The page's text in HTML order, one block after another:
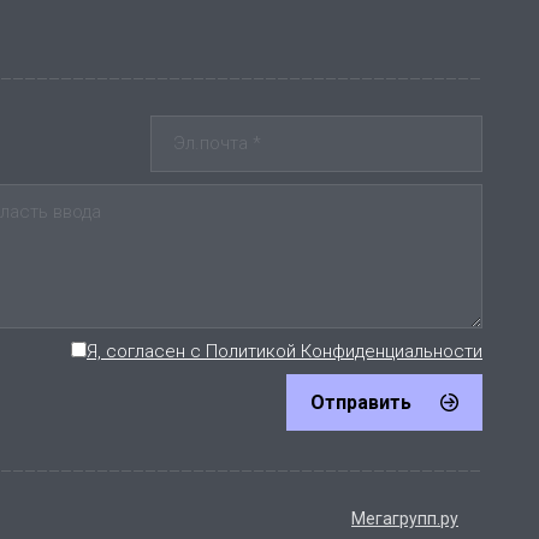
Я, согласен с Политикой Конфиденциальности
Отправить
Мегагрупп.ру